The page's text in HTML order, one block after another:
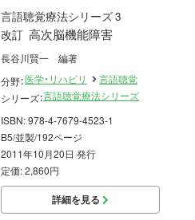
言語聴覚療法シリーズ 3
改訂 高次脳機能障害
長谷川賢一 編著
分野：医学・リハビリ
言語聴覚
シリーズ：言語聴覚療法シリーズ
ISBN: 978-4-7679-4523-1
B5/並製/192ページ
2011年10月20日 発行
定価: 2,860円
詳細を見る